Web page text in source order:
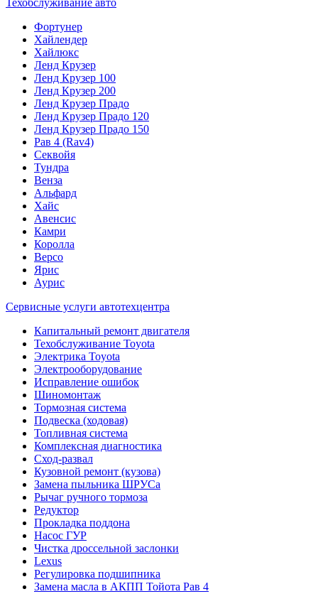
Техобслуживание авто
Фортунер
Хайлендер
Хайлюкс
Ленд Крузер
Ленд Крузер 100
Ленд Крузер 200
Ленд Крузер Прадо
Ленд Крузер Прадо 120
Ленд Крузер Прадо 150
Рав 4 (Rav4)
Секвойя
Тундра
Венза
Альфард
Хайс
Авенсис
Камри
Королла
Версо
Ярис
Аурис
Сервисные услуги автотехцентра
Капитальный ремонт двигателя
Техобслуживание Toyota
Электрика Toyota
Электрооборудование
Исправление ошибок
Шиномонтаж
Тормозная система
Подвеска (ходовая)
Топливная система
Комплексная диагностика
Сход-развал
Кузовной ремонт (кузова)
Замена пыльника ШРУСа
Рычаг ручного тормоза
Редуктор
Прокладка поддона
Насос ГУР
Чистка дроссельной заслонки
Lexus
Регулировка подшипника
Замена масла в АКПП Тойота Рав 4